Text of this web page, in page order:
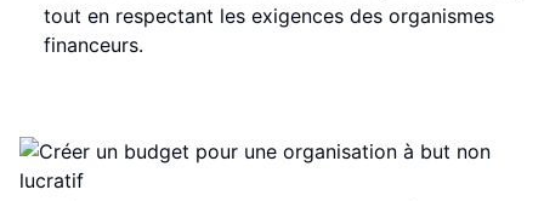
tout en respectant les exigences des organismes
financeurs.